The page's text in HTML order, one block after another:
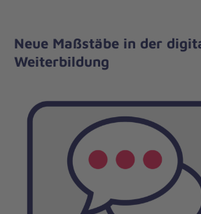
Neue Maßstäbe in der
Weiterbildung